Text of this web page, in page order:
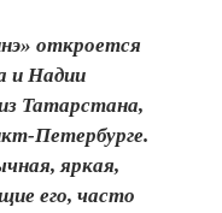
откроется
и Надии
Татарстана,
Петербурге.
яркая,
его, часто